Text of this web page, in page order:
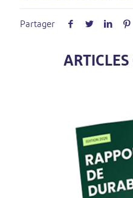
Partager